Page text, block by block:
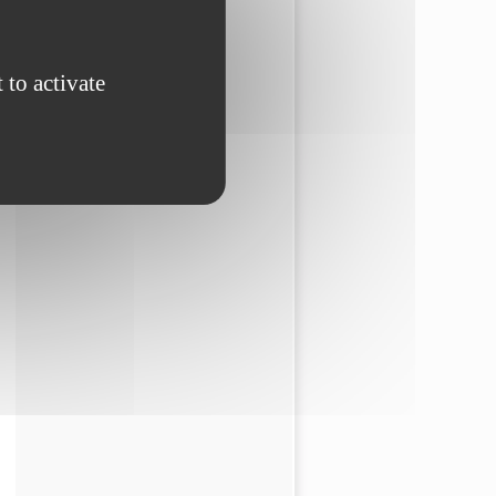
to activate